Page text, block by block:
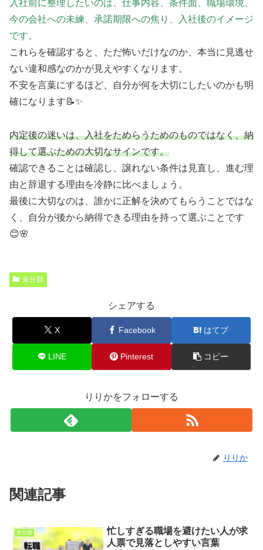
入社前に整理したいのは、仕事内容、条件面、職場環境、
今の会社への未練、承諾期限への焦り、入社後のイメージ
です。
これらを確認すると、ただ怖いだけなのか、本当に見逃せ
ない違和感なのかが見えやすくなります。
不安を言葉にするほど、自分が何を大切にしたいのかも明
確になります📝✨
内定後の迷いは、入社をためらうためのものではなく、納
得して選ぶための大切なサインです。
確認できることは確認し、譲れない条件は見直し、進む理
由と辞退する理由を冷静に比べましょう。
最後に大切なのは、誰かに正解を決めてもらうことではな
く、自分が後から納得できる理由を持って選ぶことです
😊🌸
未分類
シェアする
X Facebook はてブ
LINE Pinterest コピー
りりかをフォローする
りりか
関連記事
未分類
忙しすぎる職場を避けたい人が求
人票で見落としやすい言葉